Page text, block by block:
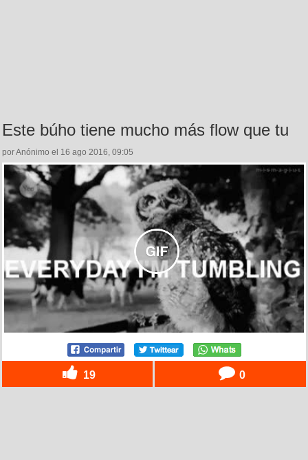
Este búho tiene mucho más flow que tu
por Anónimo el 16 ago 2016, 09:05
19 0